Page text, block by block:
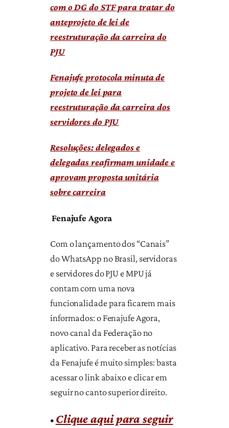
com o DG do STF para tratar do
anteprojeto de lei de
reestruturação da carreira do
PJU
Fenajufe protocola minuta de
projeto de lei para
reestruturação da carreira dos
servidores do PJU
Resoluções: delegados e
delegadas reafirmam unidade e
aprovam proposta unitária
sobre carreira
Fenajufe Agora
Com o lançamento dos “Canais”
do WhatsApp no Brasil, servidoras
e servidores do PJU e MPU já
contam com uma nova
funcionalidade para ficarem mais
informados: o Fenajufe Agora,
novo canal da Federação no
aplicativo. Para receber as notícias
da Fenajufe é muito simples: basta
acessar o link abaixo e clicar em
seguir no canto superior direito.
• Clique aqui para seguir